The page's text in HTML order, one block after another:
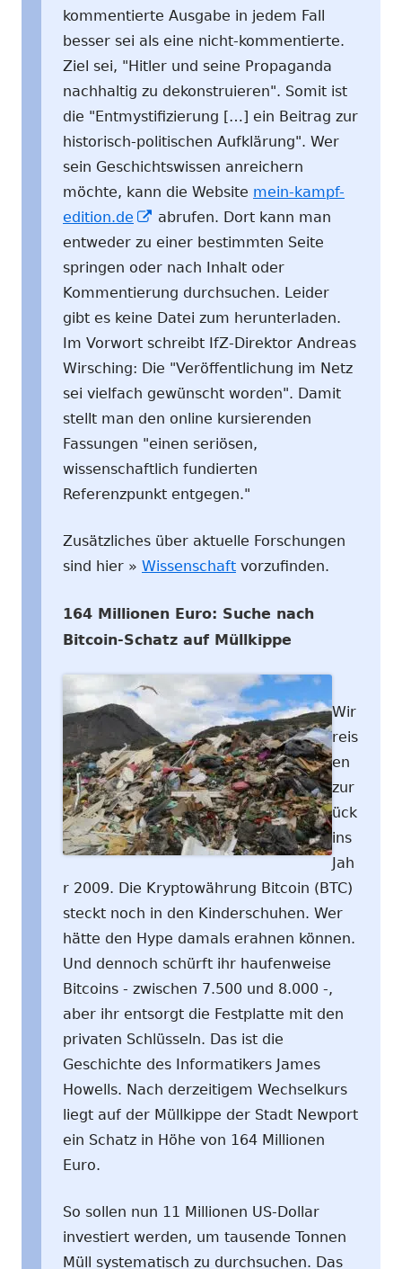
kommentierte Ausgabe in jedem Fall
besser sei als eine nicht-kommentierte.
Ziel sei, "Hitler und seine Propaganda
nachhaltig zu dekonstruieren". Somit ist
die "Entmystifizierung […] ein Beitrag zur
historisch-politischen Aufklärung". Wer
sein Geschichtswissen anreichern
möchte, kann die Website mein-kampf-
edition.de
In
neuem
Fenster
öffnen
abrufen. Dort kann man
entweder zu einer bestimmten Seite
springen oder nach Inhalt oder
Kommentierung durchsuchen. Leider
gibt es keine Datei zum herunterladen.
Im Vorwort schreibt IfZ-Direktor Andreas
Wirsching: Die "Veröffentlichung im Netz
sei vielfach gewünscht worden". Damit
stellt man den online kursierenden
Fassungen "einen seriösen,
wissenschaftlich fundierten
Referenzpunkt entgegen."
Zusätzliches über aktuelle Forschungen
sind hier » Wissenschaft vorzufinden.
164 Millionen Euro: Suche nach
Bitcoin-Schatz auf Müllkippe
Wir
reis
en
zur
ück
ins
Jah
r 2009. Die Kryptowährung Bitcoin (BTC)
steckt noch in den Kinderschuhen. Wer
hätte den Hype damals erahnen können.
Und dennoch schürft ihr haufenweise
Bitcoins - zwischen 7.500 und 8.000 -,
aber ihr entsorgt die Festplatte mit den
privaten Schlüsseln. Das ist die
Geschichte des Informatikers James
Howells. Nach derzeitigem Wechselkurs
liegt auf der Müllkippe der Stadt Newport
ein Schatz in Höhe von 164 Millionen
Euro.
So sollen nun 11 Millionen US-Dollar
investiert werden, um tausende Tonnen
Müll systematisch zu durchsuchen. Das